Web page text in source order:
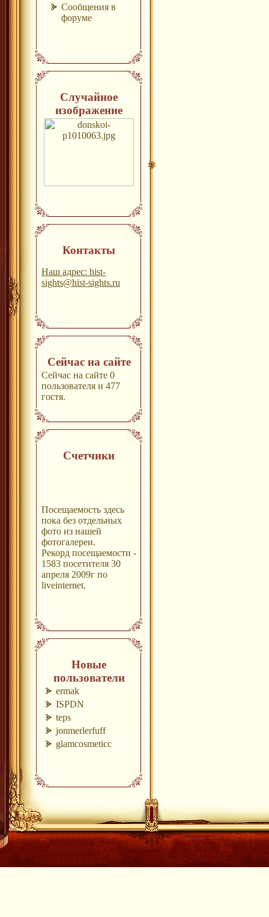
Сообщения в
форуме
Случайное
изображение
Контакты
Наш адрес: hist-
sights@hist-sights.ru
Сейчас на сайте
Сейчас на сайте 0
пользователя и 477
гостя.
Счетчики
Посещаемость здесь
пока без отдельных
фото из нашей
фотогалереи.
Рекорд посещаемости -
1583 посетителя 30
апреля 2009г по
liveinternet.
Новые
пользователи
ermak
ISPDN
teps
jonmerlerfuff
glamcosmeticc